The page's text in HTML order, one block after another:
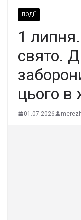
ПОДІЇ
1
cвято.
цього в
01.07.2026